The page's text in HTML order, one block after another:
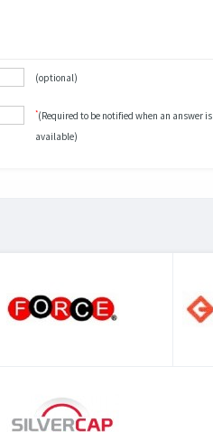
(optional)
*(Required to be notified when an answer is
available)